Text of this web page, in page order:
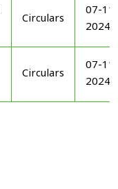
Circulars
07-11-
2024
Circulars
07-11-
2024